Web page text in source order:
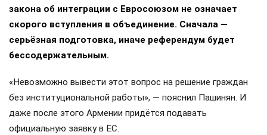
закона об интеграции с Евросоюзом не означает
скорого вступления в объединение. Сначала —
серьёзная подготовка, иначе референдум будет
бессодержательным.
«Невозможно вывести этот вопрос на решение граждан
без институциональной работы», — пояснил Пашинян. И
даже после этого Армении придётся подавать
официальную заявку в ЕС.